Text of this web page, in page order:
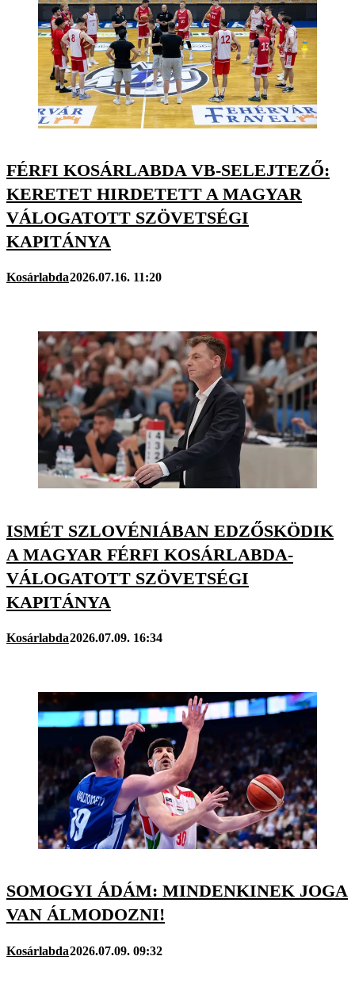
FÉRFI KOSÁRLABDA VB-SELEJTEZŐ:
KERETET HIRDETETT A MAGYAR
VÁLOGATOTT SZÖVETSÉGI
KAPITÁNYA
Kosárlabda2026.07.16. 11:20
ISMÉT SZLOVÉNIÁBAN EDZŐSKÖDIK
A MAGYAR FÉRFI KOSÁRLABDA-
VÁLOGATOTT SZÖVETSÉGI
KAPITÁNYA
Kosárlabda2026.07.09. 16:34
SOMOGYI ÁDÁM: MINDENKINEK JOGA
VAN ÁLMODOZNI!
Kosárlabda2026.07.09. 09:32